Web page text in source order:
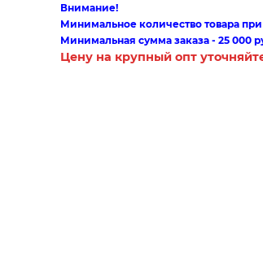
Внимание!
Минимальное количество товара
Минимальная сумма заказа - 25 000
Цену на крупный опт